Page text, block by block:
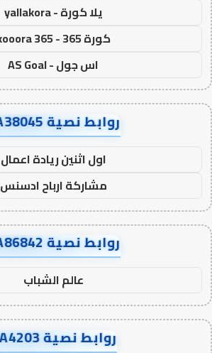
يلا كورة - yallakora
كورة 365 - kooora 365
اس جول - AS Goal
روابط نصية AA38045
اول اثنين ريادة اعمال
مشاركة ارباح ادسنس
روابط نصية AA86842
عالم الشباب
روابط نصية AA4203